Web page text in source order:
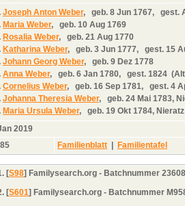
Joseph Anton Weber, geb. 8 Jun 1767, gest.
Maria Weber, geb. 10 Aug 1769
Rosalia Weber, geb. 21 Aug 1770
Katharina Weber, geb. 3 Jun 1777, gest. 15
Johann Georg Weber, geb. 9 Dez 1778
Anna Weber, geb. 6 Jan 1780, gest. 1824
Cornelius Weber, geb. 16 Sep 1781, gest. 4
Johanna Theresia Weber, geb. 24 Mai 1783,
Maria Ursula Weber, geb. 19 Okt 1784, Nieratz
2019
Familienblatt | Familientafel
[S98] Familysearch.org - Batchnummer
[S601] Familysearch.org - Batchnummer